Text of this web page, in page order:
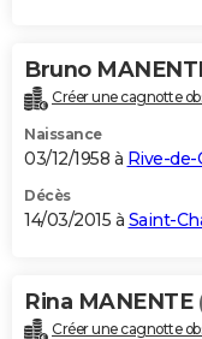
Bruno
Créer une cagnotte
Naissance
03/12/1958 à Rive-de-
Décès
14/03/2015 à Saint-
Rina MANENTE
Créer une cagnotte